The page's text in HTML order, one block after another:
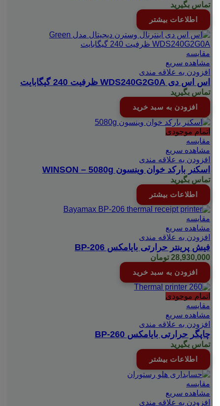
تماس بگیرید
اطلاعات بیشتر
مقایسه
مشاهده سریع
افزودن به علاقه مندی
اس اس دی WDS240G2G0A ظرفیت 240 گیگابایت
تماس بگیرید
افزودن به سبد خرید
اتمام موجودی
مقایسه
مشاهده سریع
افزودن به علاقه مندی
اسکنر بارکد خوان وینسون WINSON – 5080g
تماس بگیرید
اطلاعات بیشتر
مقایسه
مشاهده سریع
افزودن به علاقه مندی
فیش پرینتر حرارتی بایامکس BP-206
28,930,000 تومان
افزودن به سبد خرید
اتمام موجودی
مقایسه
مشاهده سریع
افزودن به علاقه مندی
چاپگر حرارتی بایامکس BP-260
تماس بگیرید
اطلاعات بیشتر
مقایسه
مشاهده سریع
افزودن به علاقه مندی